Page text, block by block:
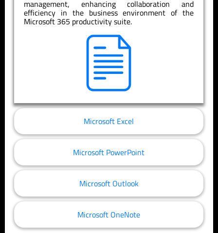
Microsoft Excel
Microsoft PowerPoint
Microsoft Outlook
Microsoft OneNote
management, enhancing collaboration and
efficiency in the business environment of the
Microsoft 365 productivity suite.